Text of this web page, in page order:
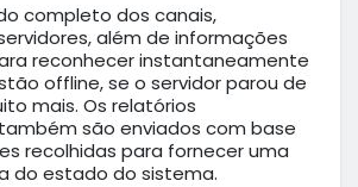
completo dos canais,
além de informações
reconhecer instantaneamente
offline, se o servidor parou de
mais. Os relatórios
são enviados com base
recolhidas para fornecer uma
do estado do sistema.